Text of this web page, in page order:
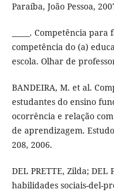
Paraíba, João Pessoa,
_____. Competência
competência do (a)
escola. Olhar de
BANDEIRA, M. et al.
estudantes do ensino
ocorrência e relação
de aprendizagem.
208, 2006.
DEL PRETTE, Zilda;
habilidades sociais-del-